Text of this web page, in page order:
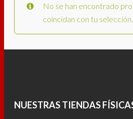
No se han encontrado
coincidan con tu selección.
NUESTRAS TIENDAS